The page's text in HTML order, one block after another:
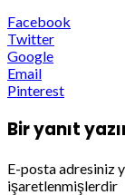
Facebook
Twitter
Google
Email
Pinterest
Bir yanıt
E-posta adresiniz
işaretlenmişlerdir